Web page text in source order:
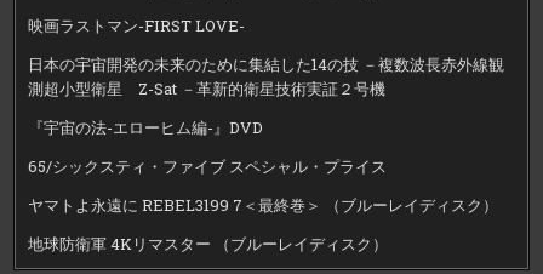
映画ラストマン-FIRST LOVE-
日本の宇宙開発の未来のために集結した14の技 －複数波長赤外線観
測超小型衛星 Z-Sat －革新的衛星技術実証２号機
『宇宙の法-エローヒム編-』DVD
65/シックスティ・ファイブ スペシャル・プライス
ヤマトよ永遠に REBEL3199 7＜最終巻＞ （ブルーレイディスク）
地球防衛軍 4Kリマスター （ブルーレイディスク）